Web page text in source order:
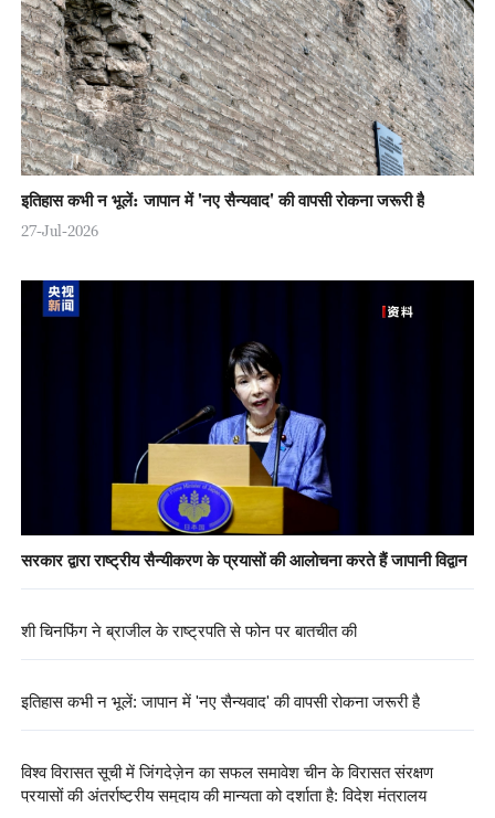
इतिहास कभी न भूलें: जापान में 'नए सैन्यवाद' की वापसी रोकना जरूरी है
27-Jul-2026
सरकार द्वारा राष्ट्रीय सैन्यीकरण के प्रयासों की आलोचना करते हैं जापानी विद्वान
शी चिनफिंग ने ब्राजील के राष्ट्रपति से फोन पर बातचीत की
इतिहास कभी न भूलें: जापान में 'नए सैन्यवाद' की वापसी रोकना जरूरी है
विश्व विरासत सूची में जिंगदेज़ेन का सफल समावेश चीन के विरासत संरक्षण
प्रयासों की अंतर्राष्ट्रीय समुदाय की मान्यता को दर्शाता है: विदेश मंत्रालय